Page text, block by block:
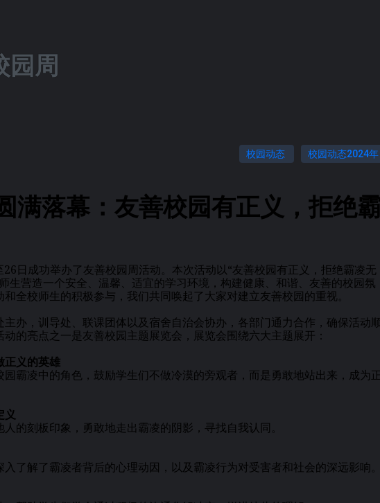
园周
校园动态 校园动态2024年
满落幕：友善校园有正义，拒绝
日成功举办了友善校园周活动。本次活动以“友善校园有正义，拒绝霸凌无
生营造一个安全、温馨、适宜的学习环境，构建健康、和谐、友善的校园氛
全校师生的积极参与，我们共同唤起了大家对建立友善校园的重视。
办，训导处、联课团体以及宿舍自治会协办，各部门通力合作，确保活动
的亮点之一是友善校园主题展览会，展览会围绕六大主题展开：
正义的英雄
霸凌中的角色，鼓励学生们不做冷漠的旁观者，而是勇敢地站出来，成为
义
的刻板印象，勇敢地走出霸凌的阴影，寻找自我认同。
了解了霸凌者背后的心理动因，以及霸凌行为对受害者和社会的深远影响